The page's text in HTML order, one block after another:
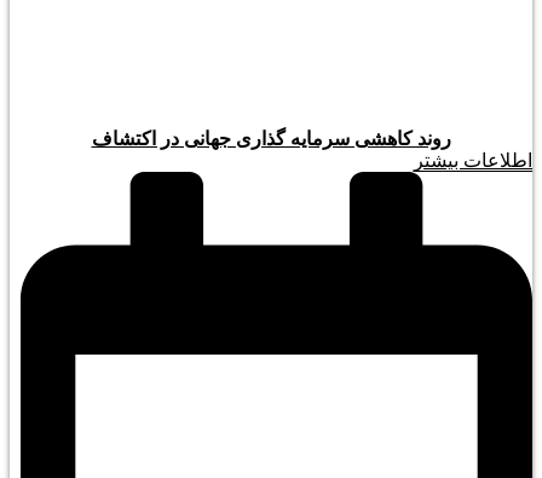
روند کاهشی سرمایه گذاری جهانی در اکتشاف
اطلاعات بیشتر